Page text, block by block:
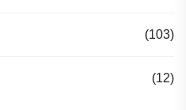
(103)
(12)